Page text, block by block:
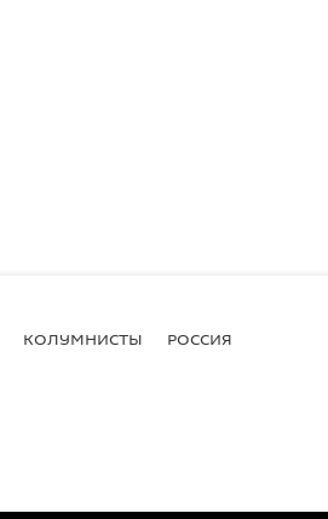
КОЛУМНИСТЫ РОССИЯ